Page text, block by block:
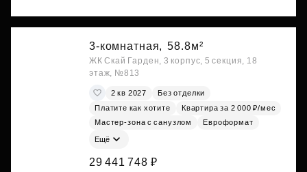
3-комнатная, 58.8м²
ЖК Скай Гарден, 3 корпус, 5 секция, 18
этаж, №813
2 кв 2027
Без отделки
Платите как хотите
Квартира за 2 000 ₽/мес
Мастер-зона с санузлом
Евроформат
Ещё
29 441 748 ₽